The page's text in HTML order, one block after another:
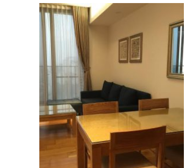
Add to
Wishlist